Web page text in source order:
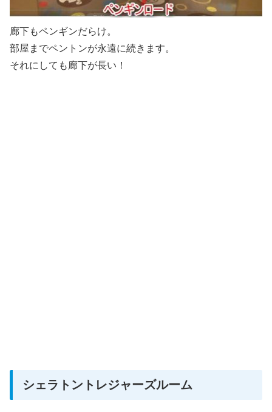
廊下もペンギンだらけ。
部屋までペントンが永遠に続きます。
それにしても廊下が長い！
シェラトントレジャーズルーム